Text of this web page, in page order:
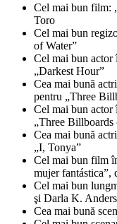
Cel mai bun film:
Toro
Cel mai bun
of Water”
Cel mai bun
„Darkest Hour”
Cea mai bună
pentru „Three
Cel mai bun actor
„Three
Cea mai bună
„I, Tonya”
Cel mai bun film
mujer fantástica”,
Cel mai bun
şi Darla K.
Cea mai bună